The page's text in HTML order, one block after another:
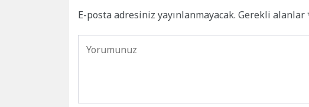
E-posta adresiniz yayınlanmayacak. Gerekli alanlar